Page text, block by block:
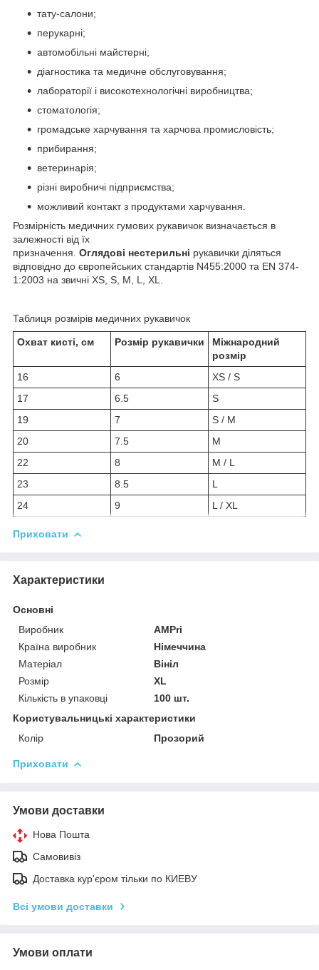
тату-салони;
перукарні;
автомобільні майстерні;
діагностика та медичне обслуговування;
лабораторії і високотехнологічні виробництва;
стоматологія;
громадське харчування та харчова промисловість;
прибирання;
ветеринарія;
різні виробничі підприємства;
можливий контакт з продуктами харчування.
Розмірність медичних гумових рукавичок визначається в
залежності від їх
призначення. Оглядові нестерильні рукавички діляться
відповідно до європейських стандартів N455:2000 та EN 374-
1:2003 на звичні XS, S, M, L, XL.
Таблиця розмірів медичних рукавичок
Охват кисті, см Розмір рукавички
Міжнародний
розмір
16
6
XS / S
17
6.5
S
19
7
S / M
20
7.5
M
22
8
M / L
23
8.5
L
24
9 L / XL
Приховати
Характеристики
Основні
Виробник
AMPri
Країна виробник
Німеччина
Матеріал
Вініл
Розмір
XL
Кількість в упаковці
100 шт.
Користувальницькі характеристики
Колір
Прозорий
Приховати
Умови доставки
Нова Пошта
Самовивіз
Доставка кур'єром тільки по КИЕВУ
Всі умови доставки
Умови оплати